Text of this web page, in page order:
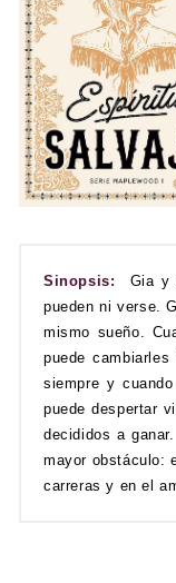
Sinopsis:
Gia y
pueden ni verse.
mismo sueño.
puede
siempre y
puede despertar
decididos a
mayor obstáculo:
carreras y en el